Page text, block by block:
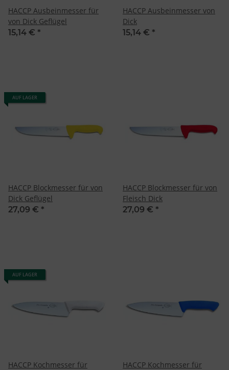
HACCP Ausbeinmesser für
von Dick Geflügel
15,14 € *
HACCP Ausbeinmesser von
Dick
15,14 € *
AUF LAGER
HACCP Blockmesser für von
Dick Geflügel
27,09 € *
HACCP Blockmesser für von
Fleisch Dick
27,09 € *
AUF LAGER
HACCP Kochmesser für
HACCP Kochmesser für
von Daten aus verschiedenen Quellen
Entwicklung und Verbesserung der Angebote
Verwendung reduzierter Daten zur Auswahl von Inhalten